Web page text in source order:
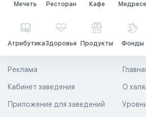
Мечеть Ресторан Кафе Медресе
АтрибутикаЗдоровье Продукты Фонды
О
Реклама
Кабинет заведения
Приложение для заведений